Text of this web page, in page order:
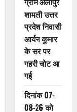
शामली उत्तर
प्रदेश निवासी
आर्यन कुमार
के सर पर
गहरी चोट आ
गई
दिनांक 07-
08-26 को